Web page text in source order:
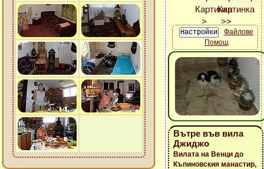
Файлове
Помощ
Вътре във вила
Джиджо
Вилата на Венци до
Къпиновския манастир,